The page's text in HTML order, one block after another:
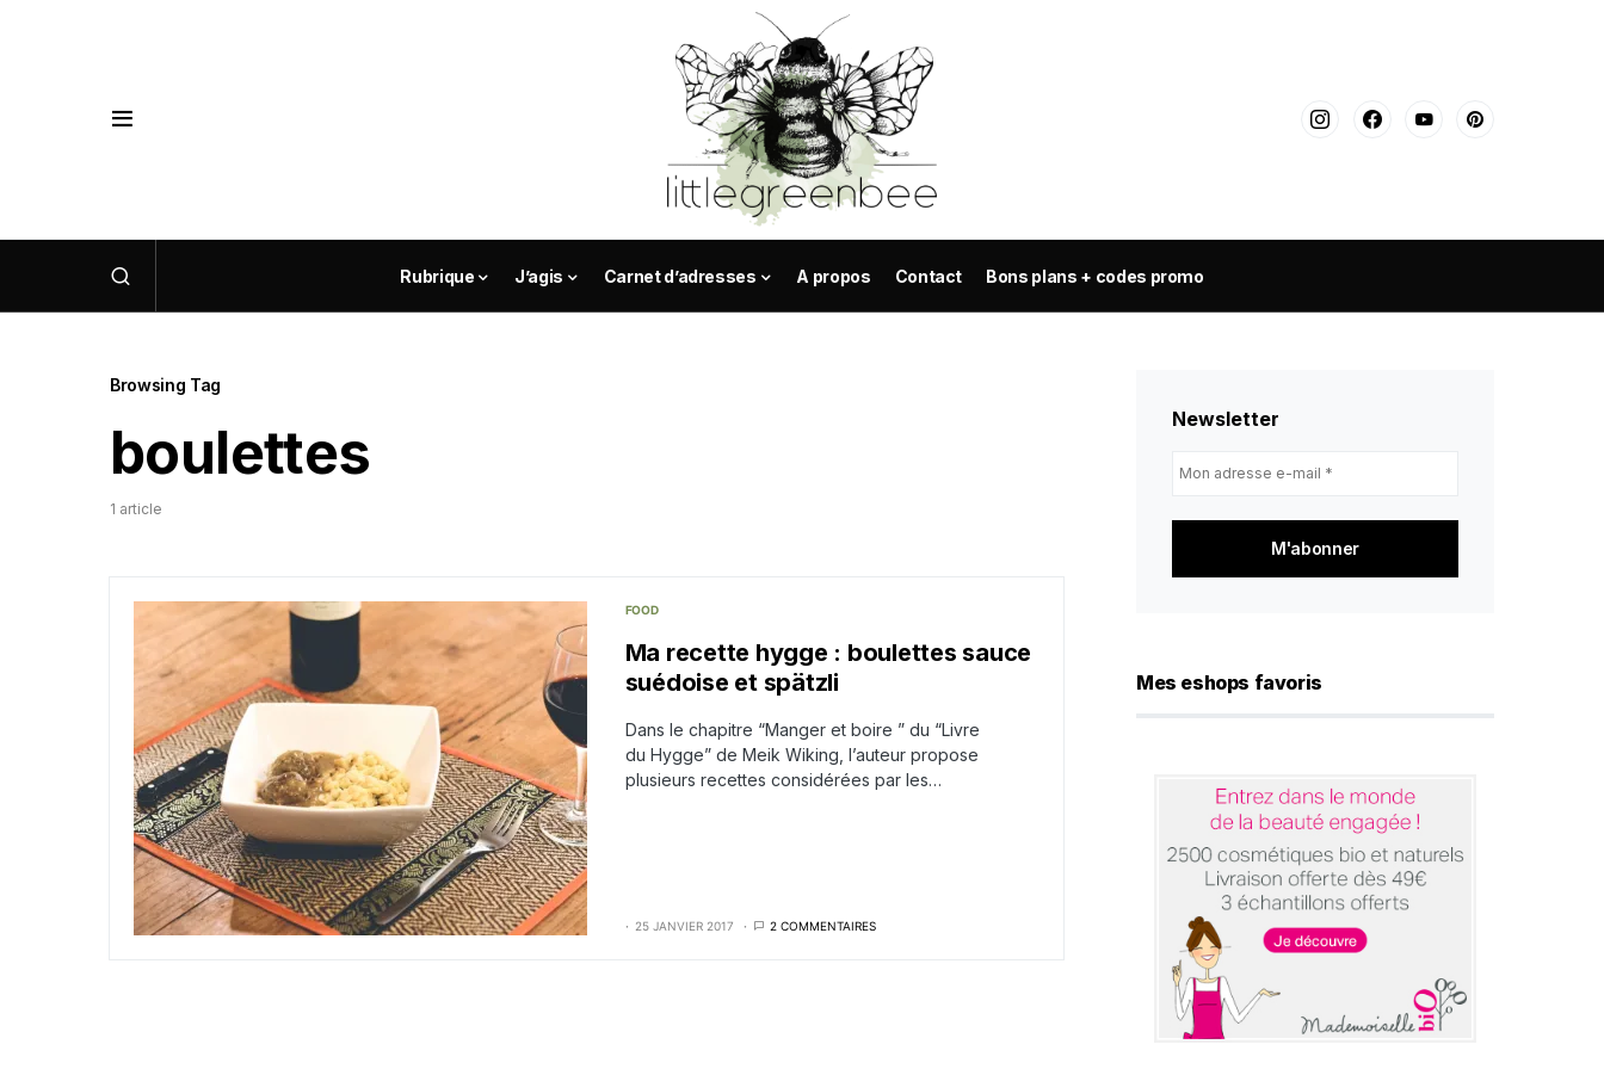
Rubrique J’agis Carnet d’adresses A propos Contact Bons plans + codes promo
Browsing Tag
boulettes
1 article
FOOD
Ma recette hygge : boulettes sauce
suédoise et spätzli
Dans le chapitre “Manger et boire ” du “Livre
du Hygge” de Meik Wiking, l’auteur propose
plusieurs recettes considérées par les…
25 JANVIER 2017 2 COMMENTAIRES
Newsletter
Mes eshops favoris